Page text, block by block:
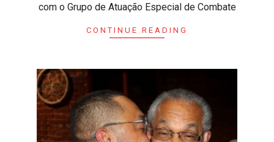
com o Grupo de Atuação Especial de Combate
CONTINUE READING